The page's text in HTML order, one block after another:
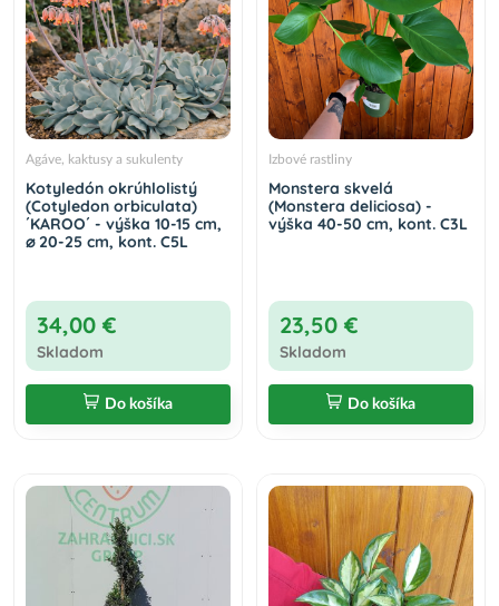
Agáve, kaktusy a sukulenty
Kotyledón okrúhlolistý
(Cotyledon orbiculata)
´KAROO´ - výška 10-15 cm,
⌀ 20-25 cm, kont. C5L
34,00 €
Skladom
Do košíka
Izbové rastliny
Monstera skvelá
(Monstera deliciosa) -
výška 40-50 cm, kont. C3L
23,50 €
Skladom
Do košíka